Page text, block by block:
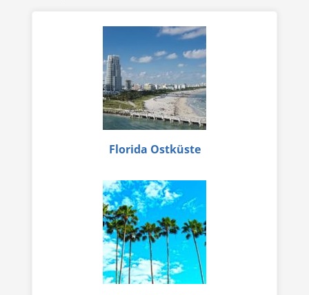
Florida Ostküste